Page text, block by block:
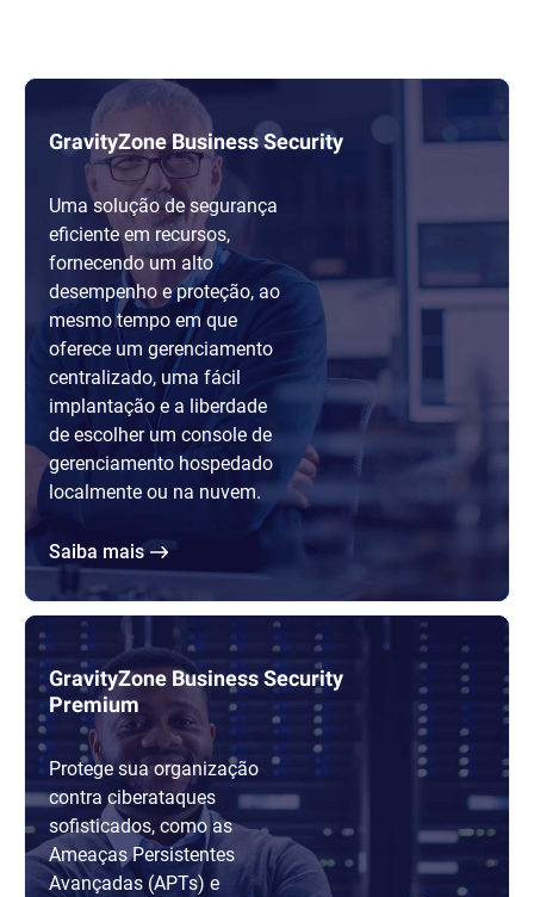
GravityZone Business Security
Uma solução de segurança
eficiente em recursos,
fornecendo um alto
desempenho e proteção, ao
mesmo tempo em que
oferece um gerenciamento
centralizado, uma fácil
implantação e a liberdade
de escolher um console de
gerenciamento hospedado
localmente ou na nuvem.
Saiba mais
GravityZone Business Security
Premium
Protege sua organização
contra ciberataques
sofisticados, como as
Ameaças Persistentes
Avançadas (APTs) e